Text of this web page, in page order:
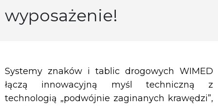
wyposażenie!
Systemy znaków i tablic drogowych WIMED
łączą innowacyjną myśl techniczną z
technologią „podwójnie zaginanych krawędzi”,